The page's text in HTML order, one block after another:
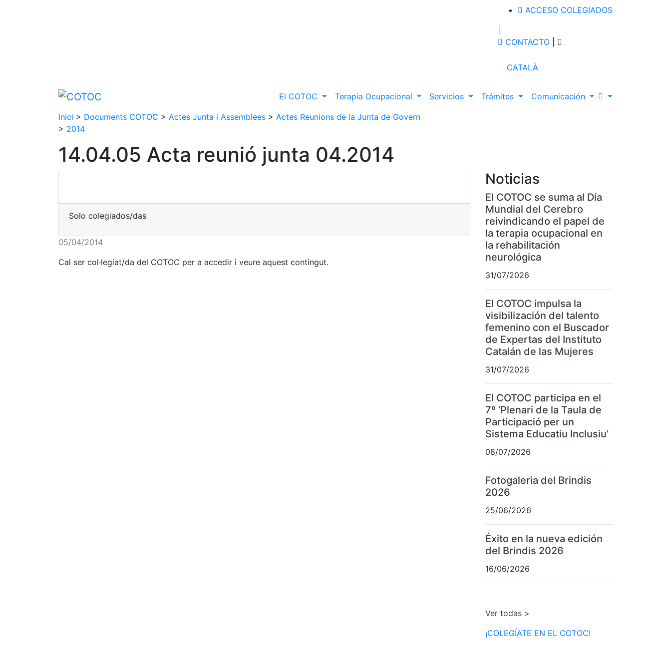
ACCESO COLEGIADOS
CONTACTO
CATALÀ
El COTOC Terapia Ocupacional Servicios Trámites Comunicación
Inici > Documents COTOC > Actes Junta i Assemblees > Actes Reunions de la Junta de Govern
> 2014
14.04.05 Acta reunió junta 04.2014
Solo colegiados/das
05/04/2014
Cal ser col·legiat/da del COTOC per a accedir i veure aquest contingut.
Noticias
El COTOC se suma al Día
Mundial del Cerebro
reivindicando el papel de
la terapia ocupacional en
la rehabilitación
neurológica
31/07/2026
El COTOC impulsa la
visibilización del talento
femenino con el Buscador
de Expertas del Instituto
Catalán de las Mujeres
31/07/2026
El COTOC participa en el
7º ‘Plenari de la Taula de
Participació per un
Sistema Educatiu Inclusiu’
08/07/2026
Fotogaleria del Brindis
2026
25/06/2026
Éxito en la nueva edición
del Brindis 2026
16/06/2026
Ver todas >
¡COLEGÍATE EN EL COTOC!